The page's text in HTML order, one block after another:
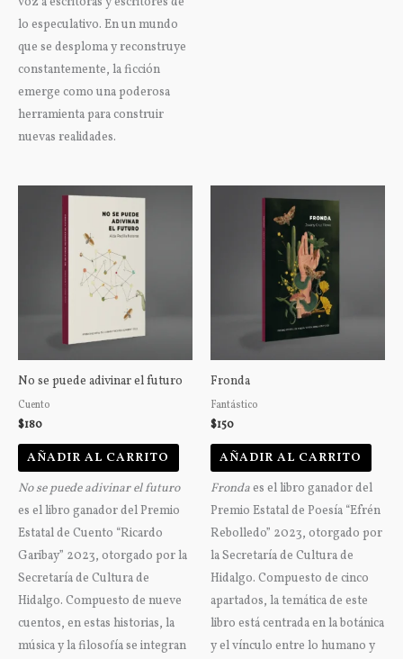
lo especulativo. En un mundo
que se desploma y reconstruye
constantemente, la ficción
emerge como una poderosa
herramienta para construir
nuevas realidades.
No se puede adivinar el futuro
Cuento
$180
AÑADIR AL CARRITO
No se puede adivinar el futuro
es el libro ganador del Premio
Estatal de Cuento “Ricardo
Garibay” 2023, otorgado por la
Secretaría de Cultura de
Hidalgo. Compuesto de nueve
cuentos, en estas historias, la
música y la filosofía se integran
Fronda
Fantástico
$150
AÑADIR AL CARRITO
Frondaes el libro ganador del
Premio Estatal de Poesía “Efrén
Rebolledo” 2023, otorgado por
la Secretaría de Cultura de
Hidalgo. Compuesto de cinco
apartados, la temática de este
libro está centrada en la botánica
y el vínculo entre lo humano y